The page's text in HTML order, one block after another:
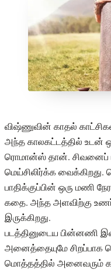
விஷ்ணுவின் காதல்
அந்த காலகட்டத்தில் உடன்
ரொமான்ஸ் தான். சிவனைப்
மெய்சிலிர்க்க
பாதிக்குப்பின் ஒரு மணி
கதை. அந்த அளவிற்கு
இருக்கிறது.
படத்தினுடைய பின்னணி
அனைத்தையுமே சிறப்பாக
மொத்தத்தில் அனைவரும்